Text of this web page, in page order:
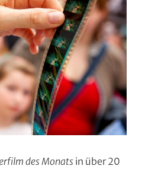
des Monatsin über 20